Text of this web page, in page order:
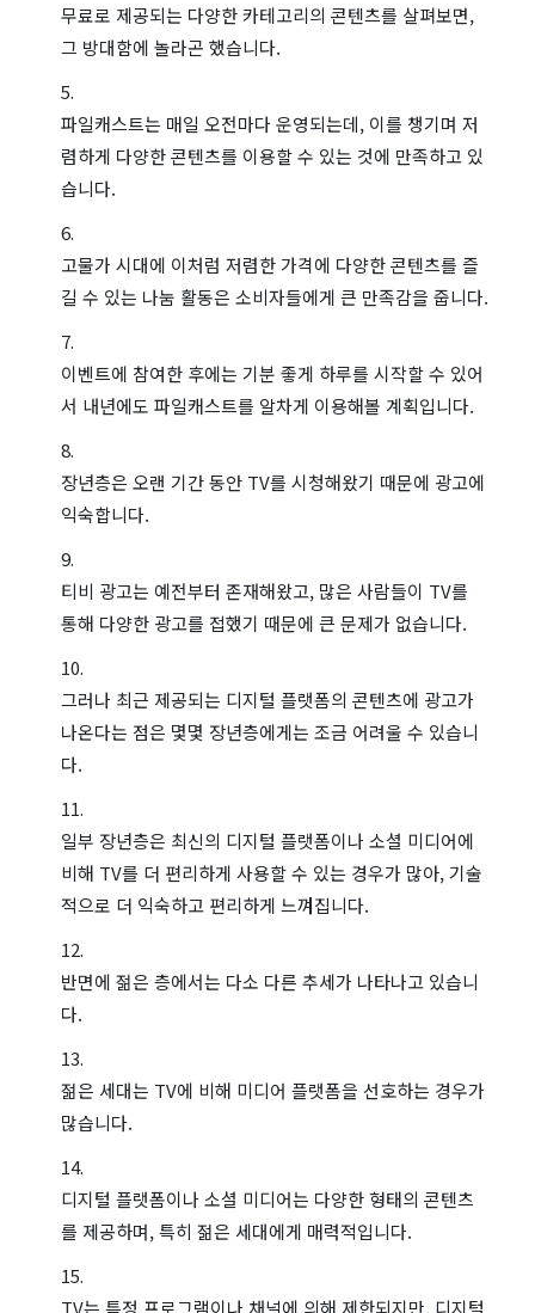
무료로 제공되는 다양한 카테고리의 콘텐츠를 살펴보면,
그 방대함에 놀라곤 했습니다.
파일캐스트는 매일 오전마다 운영되는데, 이를 챙기며 저
렴하게 다양한 콘텐츠를 이용할 수 있는 것에 만족하고 있
습니다.
고물가 시대에 이처럼 저렴한 가격에 다양한 콘텐츠를 즐
길 수 있는 나눔 활동은 소비자들에게 큰 만족감을 줍니다.
이벤트에 참여한 후에는 기분 좋게 하루를 시작할 수 있어
서 내년에도 파일캐스트를 알차게 이용해볼 계획입니다.
장년층은 오랜 기간 동안 TV를 시청해왔기 때문에 광고에
익숙합니다.
티비 광고는 예전부터 존재해왔고, 많은 사람들이 TV를
통해 다양한 광고를 접했기 때문에 큰 문제가 없습니다.
그러나 최근 제공되는 디지털 플랫폼의 콘텐츠에 광고가
나온다는 점은 몇몇 장년층에게는 조금 어려울 수 있습니
다.
일부 장년층은 최신의 디지털 플랫폼이나 소셜 미디어에
비해 TV를 더 편리하게 사용할 수 있는 경우가 많아, 기술
적으로 더 익숙하고 편리하게 느껴집니다.
반면에 젊은 층에서는 다소 다른 추세가 나타나고 있습니
다.
젊은 세대는 TV에 비해 미디어 플랫폼을 선호하는 경우가
많습니다.
디지털 플랫폼이나 소셜 미디어는 다양한 형태의 콘텐츠
를 제공하며, 특히 젊은 세대에게 매력적입니다.
TV는 특정 프로그램이나 채널에 의해 제한되지만, 디지털